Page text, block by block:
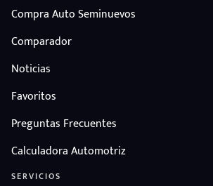
Compra Auto Seminuevos
Comparador
Noticias
Favoritos
Preguntas Frecuentes
Calculadora Automotriz
SERVICIOS